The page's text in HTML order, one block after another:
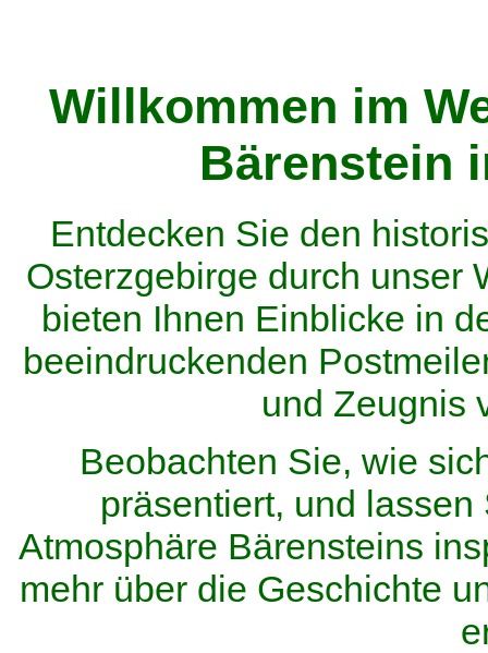
Willkommen im
Bärenstein
Entdecken Sie den
Osterzgebirge durch unser
bieten Ihnen Einblicke in
beeindruckenden
und Zeugnis
Beobachten Sie, wie
präsentiert, und
Atmosphäre Bärensteins
mehr über die Geschichte